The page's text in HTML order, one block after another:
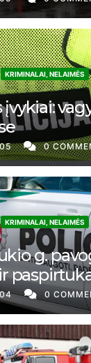
KRIMINALAI, NELAIMĖS
įvykiai:
0
KRIMINALAI, NELAIMĖS
g.
0